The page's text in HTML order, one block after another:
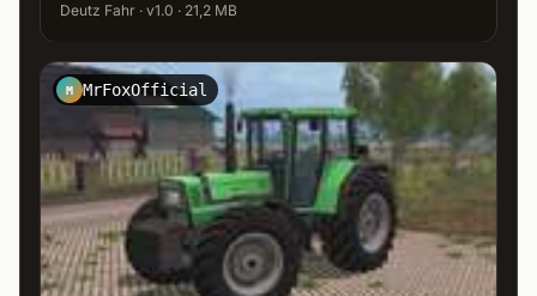
Deutz Fahr · v1.0 · 21,2 MB
M MrFoxOfficial